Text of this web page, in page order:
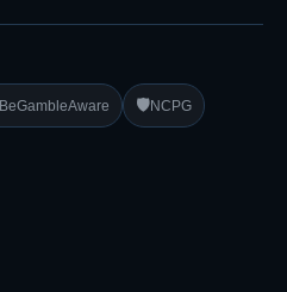
BeGambleAware 🛡️NCPG